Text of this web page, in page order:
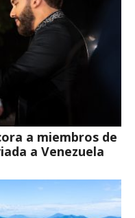
a miembros de
a Venezuela